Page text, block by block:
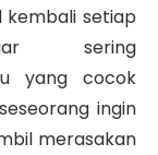
kembali setiap
sering
yang cocok
ingin
merasakan